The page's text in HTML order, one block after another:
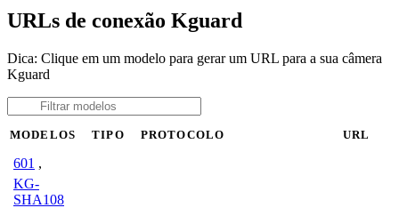
URLs de conexão Kguard
Dica: Clique em um modelo para gerar um URL para a sua câmera
Kguard
MODELOS TIPO PROTOCOLO URL
601 ,
KG-
SHA108